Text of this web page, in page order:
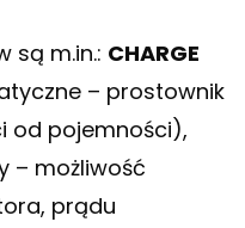
są m.in.: CHARGE
– prostownik
od pojemności),
– możliwość
prądu